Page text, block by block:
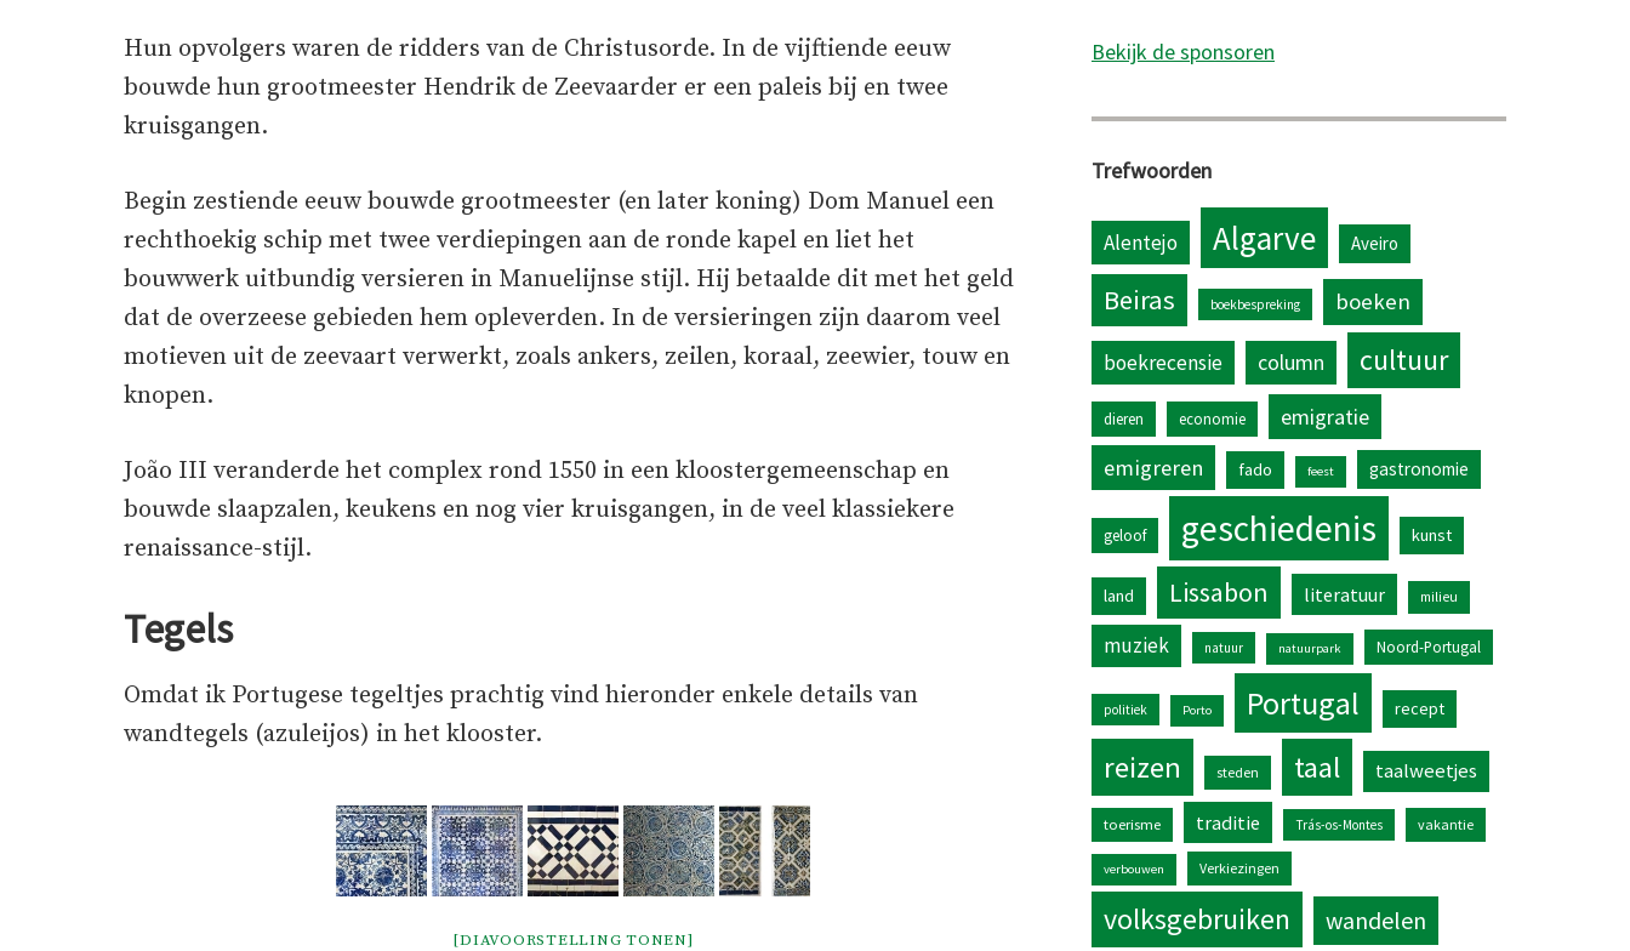
Hun opvolgers waren de ridders van de Christusorde. In de vijftiende eeuw
bouwde hun grootmeester Hendrik de Zeevaarder er een paleis bij en twee
kruisgangen.
Begin zestiende eeuw bouwde grootmeester (en later koning) Dom Manuel een
rechthoekig schip met twee verdiepingen aan de ronde kapel en liet het
bouwwerk uitbundig versieren in Manuelijnse stijl. Hij betaalde dit met het geld
dat de overzeese gebieden hem opleverden. In de versieringen zijn daarom veel
motieven uit de zeevaart verwerkt, zoals ankers, zeilen, koraal, zeewier, touw en
knopen.
João III veranderde het complex rond 1550 in een kloostergemeenschap en
bouwde slaapzalen, keukens en nog vier kruisgangen, in de veel klassiekere
renaissance-stijl.
Tegels
Omdat ik Portugese tegeltjes prachtig vind hieronder enkele details van
wandtegels (azuleijos) in het klooster.
[DIAVOORSTELLING TONEN]
Bekijk de sponsoren
Trefwoorden
Alentejo Algarve Aveiro
Beiras boekbespreking boeken
boekrecensie column cultuur
dieren economie
emigratie
emigreren
fado feest gastronomie
geloof geschiedenis kunst
land Lissabon literatuur milieu
muziek natuur natuurpark Noord-Portugal
politiek Porto Portugal recept
reizen steden taal taalweetjes
toerisme traditie Trás-os-Montes vakantie
verbouwen Verkiezingen
volksgebruiken wandelen